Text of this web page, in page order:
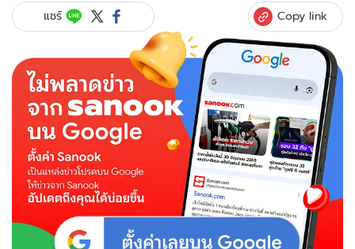
ฮือ
ฮา
"ปลา
หมอ
ทอง"
เหลือง
อร่าม
งาม
จุด
แชร์ Copy link